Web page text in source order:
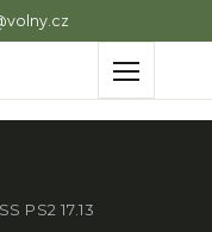
Menu
PS2 17.13